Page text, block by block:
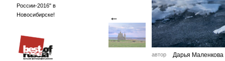
России-2016" в
Новосибирске!
←
автор Дарья Маленкова